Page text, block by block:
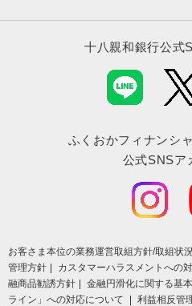
十八親和銀行公式
ふくおかフィナンシ
公式SNSア
お客さま本位の業務運営取組⽅針/取組状
管理方針
カスタマーハラスメントへの
融商品勧誘方針
金融円滑化に関する基
ライン」への対応について
利益相反管